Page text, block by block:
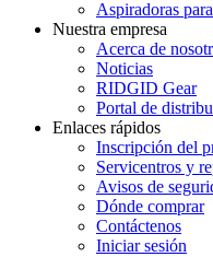
Aspiradoras
Nuestra empresa
Acerca de
Noticias
RIDGID Gear
Portal de
Enlaces rápidos
Inscripción del
Servicentros y
Avisos de
Dónde comprar
Contáctenos
Iniciar sesión